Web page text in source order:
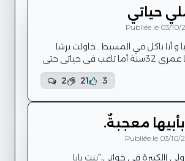
حياتي
Publiée le 03/10/
و أنا ناكل في المسبط . حاولت برشا
بش نكتبلك. أنا عمري 32سنة أما تاعب في حياتي حتى
غالكة فيا مسكينة . ملي حليت عنايا
. خلاني أسفل السافلين ضربني هنتلني
متاعنا أما ناكل في الضرب و
علاه . سنين ما يعيطليش بإسمي
اللحم يا بهيم يا مارس الطويل . تعبت
. نكر...
3
21
2
معجبةٌ.
Publiée le 03/10/